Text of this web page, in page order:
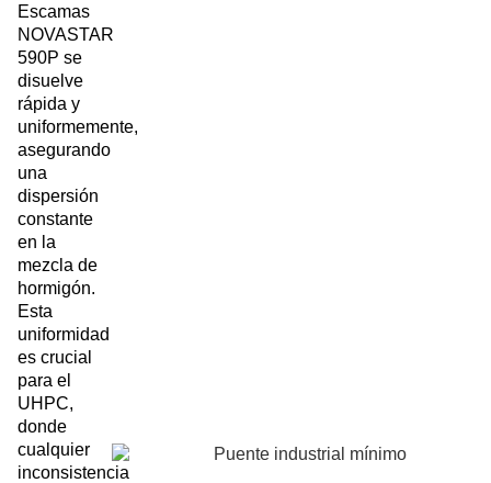
Escamas
NOVASTAR
590P se
disuelve
rápida y
uniformemente,
asegurando
una
dispersión
constante
en la
mezcla de
hormigón.
Esta
uniformidad
es crucial
para el
UHPC,
donde
cualquier
inconsistencia